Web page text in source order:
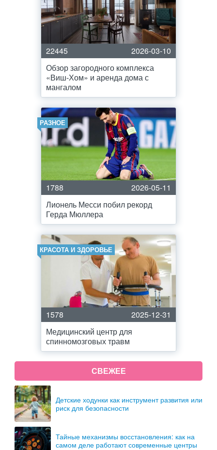
22445
2026-03-10
Обзор загородного комплекса
«Виш-Хом» и аренда дома с
мангалом
РАЗНОЕ
1788
2026-05-11
Лионель Месси побил рекорд
Герда Мюллера
КРАСОТА И ЗДОРОВЬЕ
1578
2025-12-31
Медицинский центр для
спинномозговых травм
СВЕЖЕЕ
Детские ходунки как инструмент развития или
риск для безопасности
Тайные механизмы восстановления: как на
самом деле работают современные центры